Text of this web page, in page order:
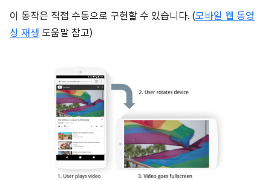
이 동작은 직접 수동으로 구현할 수 있습니다. (모바일 웹 동영
상 재생 도움말 참고)